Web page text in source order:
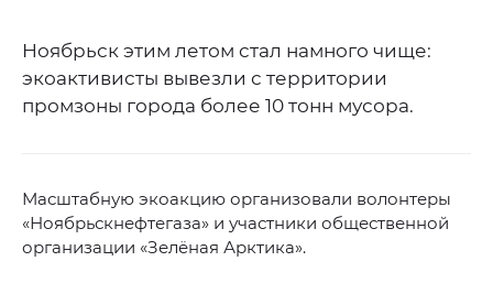
Ноябрьск этим летом стал намного чище:
экоактивисты вывезли с территории
промзоны города более 10 тонн мусора.
Масштабную экоакцию организовали волонтеры
«Ноябрьскнефтегаза» и участники общественной
организации «Зелёная Арктика».